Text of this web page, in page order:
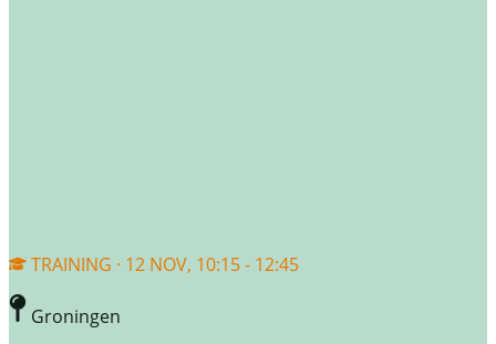
TRAINING · 12 NOV, 10:15 - 12:45
Groningen